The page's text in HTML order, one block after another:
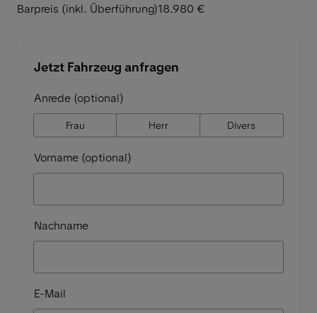
Barpreis (inkl. Überführung)18.980 €
Jetzt Fahrzeug anfragen
Anrede (optional)
Frau Herr Divers
Vorname (optional)
Nachname
E-Mail